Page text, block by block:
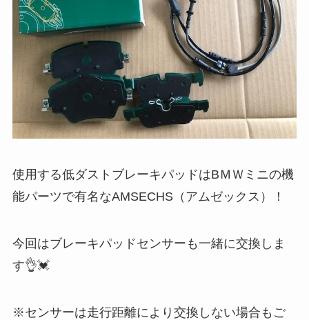
使用する低ダストブレーキパッドはBＭＷミニの機
能パーツで有名なAMSECHS（アムゼックス）！
今回はブレーキパッドセンサーも一緒に交換しま
す👌💓
※センサーは走行距離により交換しない場合もご